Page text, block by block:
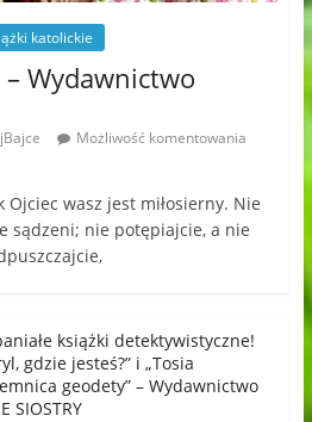
katolickie
– Wydawnictwo
Możliwość komentowania
Ojciec wasz jest miłosierny. Nie
sądzeni; nie potępiajcie, a nie
książki detektywistyczne!
gdzie jesteś?” i „Tosia
geodety” – Wydawnictwo
SIOSTRY